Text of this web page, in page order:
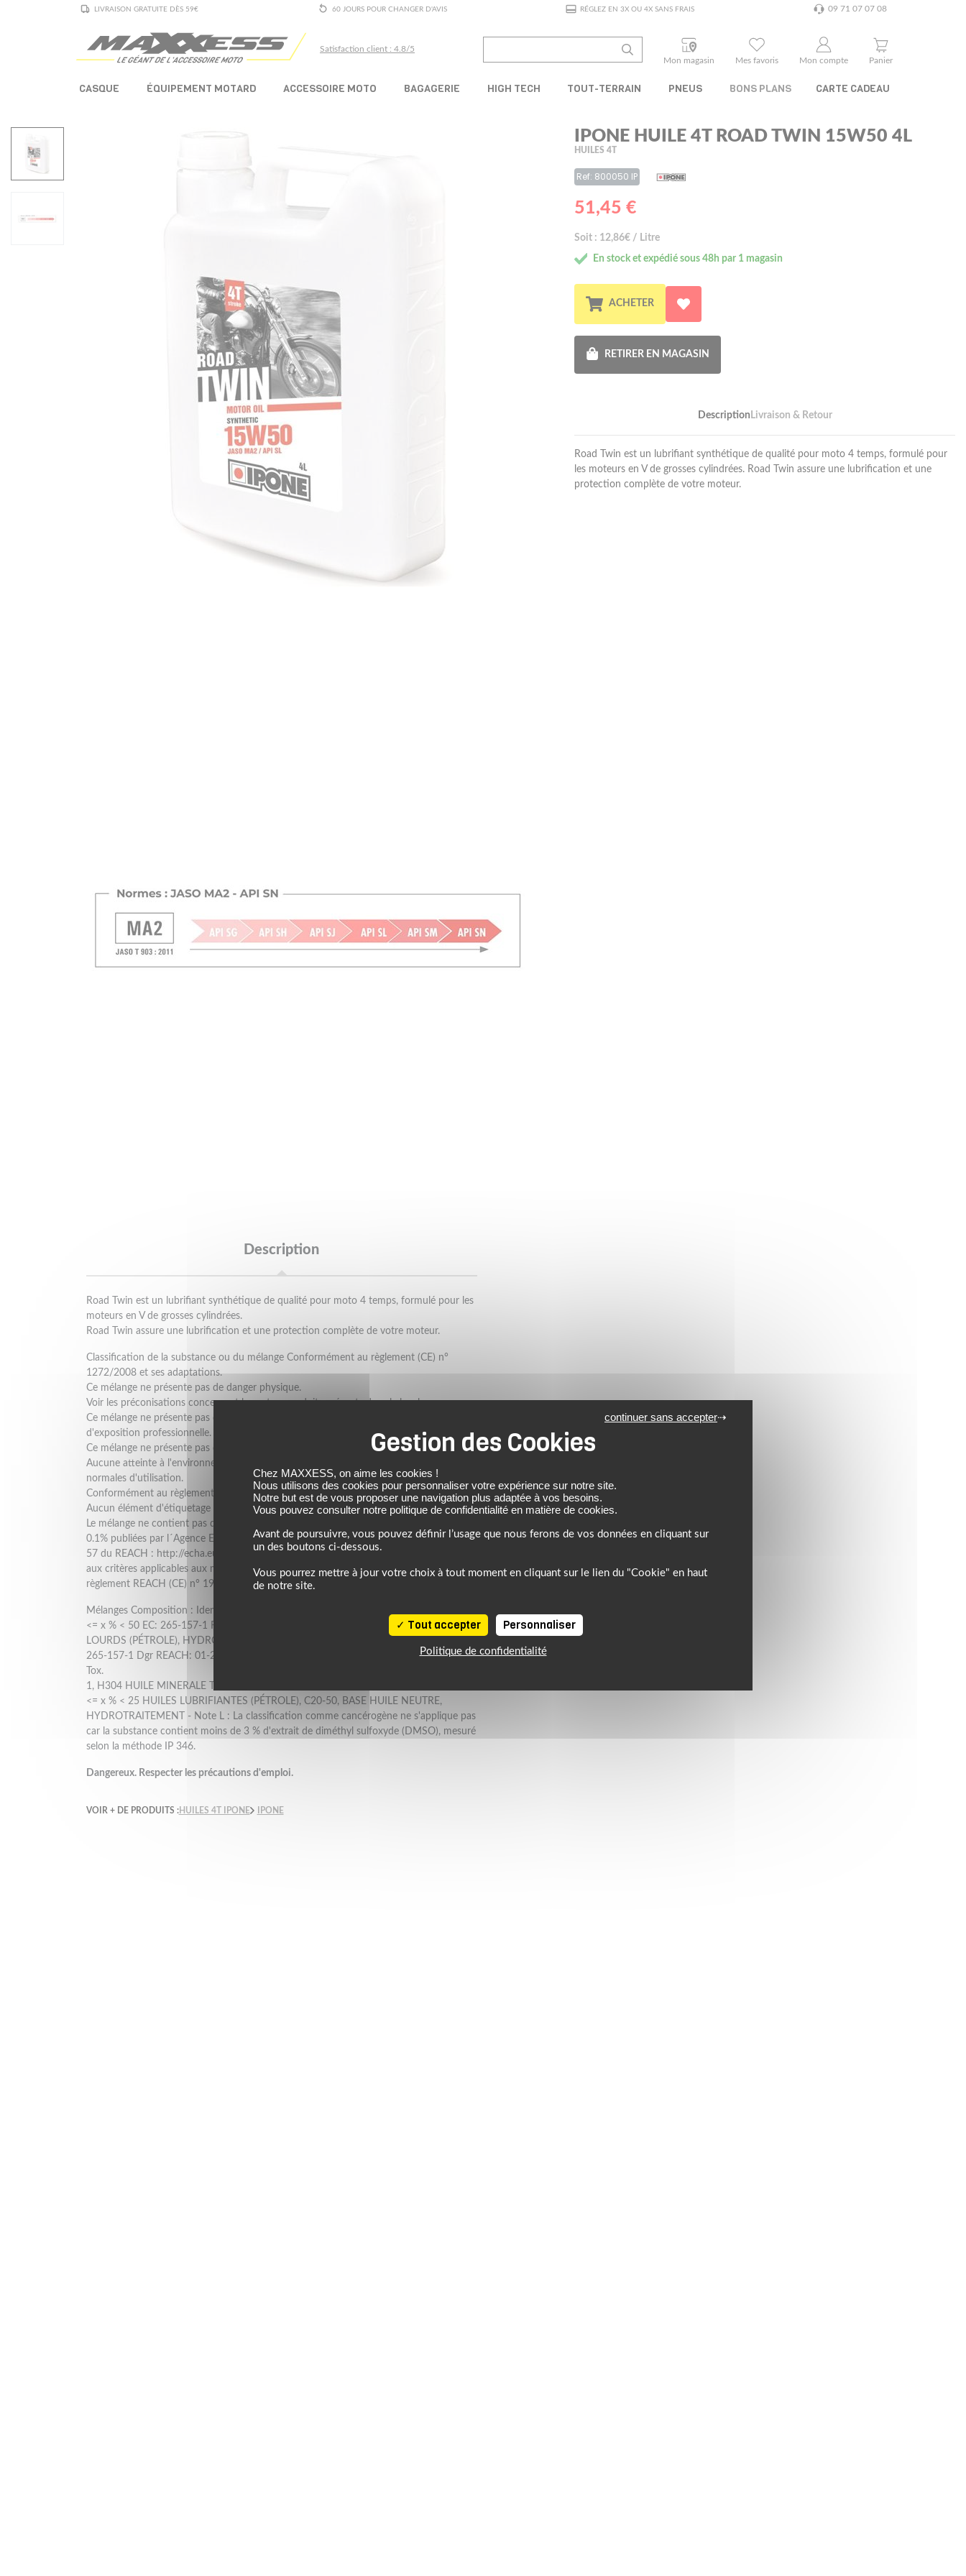
LIVRAISON GRATUITE DÈS 59€ 60 JOURS POUR CHANGER D'AVIS RÉGLEZ EN 3X OU 4X SANS FRAIS 09 71 07 07 08
Satisfaction client : 4.8/5
Mon magasin
Mes favoris Mon compte Panier
CASQUE ÉQUIPEMENT MOTARD ACCESSOIRE MOTO BAGAGERIE HIGH TECH TOUT-TERRAIN PNEUS BONS PLANS CARTE CADEAU
Description
Road Twin est un lubrifiant synthétique de qualité pour moto 4 temps, formulé pour les
moteurs en V de grosses cylindrées.
Road Twin assure une lubrification et une protection complète de votre moteur.
Classification de la substance ou du mélange Conformément au règlement (CE) n°
1272/2008 et ses adaptations.
Ce mélange ne présente pas de danger physique.
Voir les préconisations concernant les autres produits présents dans le local.
Ce mélange ne présente pas de danger pour la santé hormis d'éventuelles valeurs limites
d'exposition professionnelle.
Ce mélange ne présente pas de danger pour l'environnement.
Aucune atteinte à l'environnement n'est connue ou prévisible dans les conditions
normales d'utilisation.
Conformément au règlement (CE) n° 1272/2008 et ses adaptations.
Aucun élément d'étiquetage n'est requis pour ce mélange.
Le mélange ne contient pas de 'Substances extrêmement préoccupantes' (SVHC)>=
0.1% publiées par l´Agence Européenne des Produits Chimiques (ECHA) selon l´article
57 du REACH : http://echa.europa.eu/fr/candidate-list-table Le mélange ne répond pas
aux critères applicables aux mélanges PBT ou vPvB, conformément à l'annexe XIII du
règlement REACH (CE) n° 1907/2006.
Mélanges Composition : Identification (CE) 1272/2008 Nota % CAS: 64742-54-7 L 25
<= x % < 50 EC: 265-157-1 REACH: 01-2119484627-25 DISTILLATS PARAFFINIQUES
LOURDS (PÉTROLE), HYDROTRAITÉS CAS: 64742-54-7 GHS08 L 10 <= x % < 25 EC:
265-157-1 Dgr REACH: 01-2119484627-25 Asp.
Tox.
1, H304 HUILE MINERALE TRES RAFFINEE (C15-C50) CAS: 72623-87-1 GHS08 L 10
<= x % < 25 HUILES LUBRIFIANTES (PÉTROLE), C20-50, BASE HUILE NEUTRE,
HYDROTRAITEMENT - Note L : La classification comme cancérogène ne s'applique pas
car la substance contient moins de 3 % d'extrait de diméthyl sulfoxyde (DMSO), mesuré
selon la méthode IP 346.
Dangereux. Respecter les précautions d'emploi.
VOIR + DE PRODUITS :HUILES 4T IPONE IPONE
IPONE HUILE 4T ROAD TWIN 15W50 4L
HUILES 4T
Ref: 800050 IP
51,45 €
Soit : 12,86€ / Litre
En stock et expédié sous 48h par 1 magasin
ACHETER
RETIRER EN MAGASIN
Description Livraison & Retour
Road Twin est un lubrifiant synthétique de qualité pour moto 4 temps, formulé pour
les moteurs en V de grosses cylindrées. Road Twin assure une lubrification et une
protection complète de votre moteur.
Chez MAXXESS, on aime les cookies !
Nous utilisons des cookies pour personnaliser votre expérience sur notre site.
Notre but est de vous proposer une navigation plus adaptée à vos besoins.
Vous pouvez consulter notre politique de confidentialité en matière de cookies.
Avant de poursuivre, vous pouvez définir l’usage que nous ferons de vos données en cliquant sur
un des boutons ci-dessous.
Vous pourrez mettre à jour votre choix à tout moment en cliquant sur le lien du "Cookie" en haut
de notre site.
Tout accepter
continuer sans accepter
Personnaliser
Politique de confidentialité